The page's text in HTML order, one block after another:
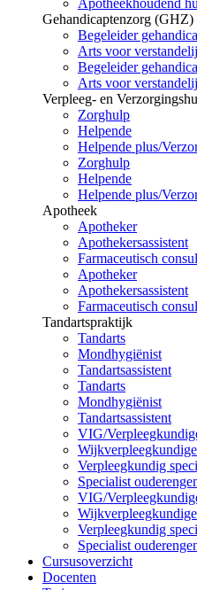
Apotheekhoudend
Gehandicaptenzorg (GHZ)
Begeleider
Arts voor
Begeleider
Arts voor
Verpleeg- en
Zorghulp
Helpende
Helpende plus/
Zorghulp
Helpende
Helpende plus/
Apotheek
Apotheker
Apothekersassistent
Farmaceutisch
Apotheker
Apothekersassistent
Farmaceutisch
Tandartspraktijk
Tandarts
Mondhygiënist
Tandartsassistent
Tandarts
Mondhygiënist
Tandartsassistent
VIG/
Wijkverpleegkundige
Verpleegkundig
Specialist
VIG/
Wijkverpleegkundige
Verpleegkundig
Specialist
Cursusoverzicht
Docenten